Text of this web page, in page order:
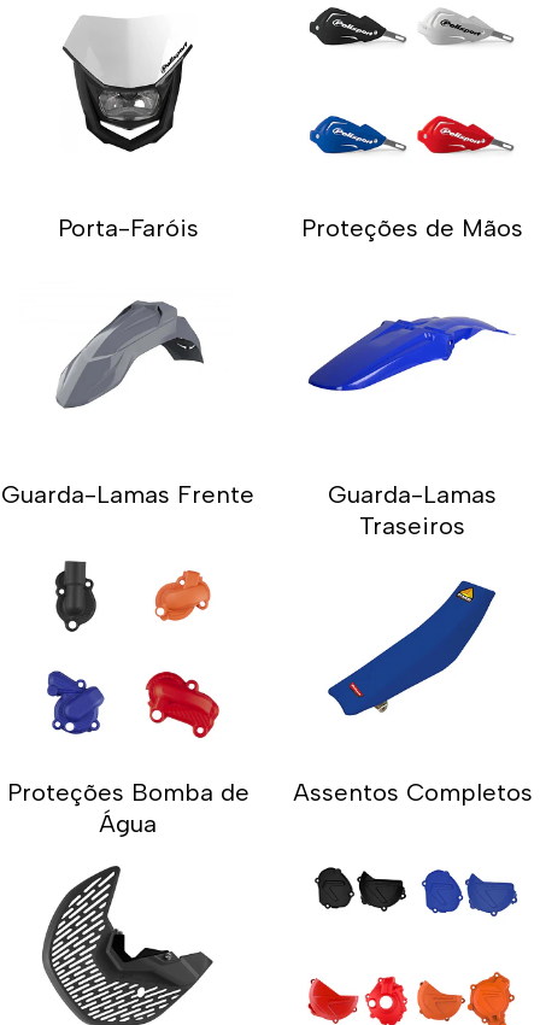
Porta-Faróis Proteções de Mãos
Guarda-Lamas Frente
Guarda-Lamas
Traseiros
Proteções Bomba de
Água
Assentos Completos